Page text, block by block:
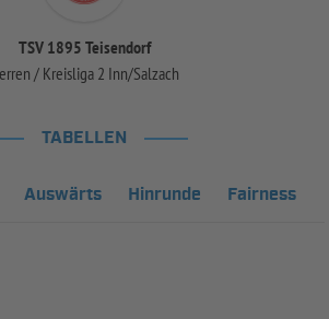
TSV 1895 Teisendorf
/ Kreisliga 2 Inn/Salzach
TABELLEN
Auswärts Hinrunde Fairness